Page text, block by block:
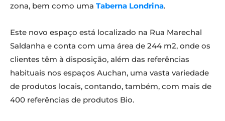
zona, bem como uma Taberna Londrina.
Este novo espaço está localizado na Rua Marechal
Saldanha e conta com uma área de 244 m2, onde os
clientes têm à disposição, além das referências
habituais nos espaços Auchan, uma vasta variedade
de produtos locais, contando, também, com mais de
400 referências de produtos Bio.